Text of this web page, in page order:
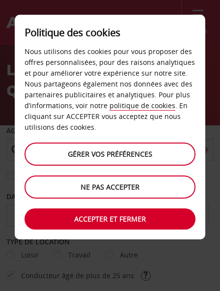
Menu
Welcome
AvisLocation de voiture
Quimper - Centre-ville
AGENCE DE DÉPART
Sélectionnez une autre agence de retour
DATE DE DÉPART DATE DE RETOUR
TYPE DE LOCATION
Loisir
Travail Autre
Conducteur âgé de plus de 25 ans
Politique des cookies
Nous utilisons des cookies pour vous proposer des
offres personnalisées, pour des raisons analytiques
et pour améliorer votre expérience sur notre site.
Nous partageons également nos données avec des
partenaires publicitaires et analytiques. Pour plus
d’informations, voir notre politique de cookies. En
cliquant sur ACCEPTER vous acceptez que nous
utilisions des cookies.
GÉRER VOS PRÉFÉRENCES
NE PAS ACCEPTER
ACCEPTER ET FERMER